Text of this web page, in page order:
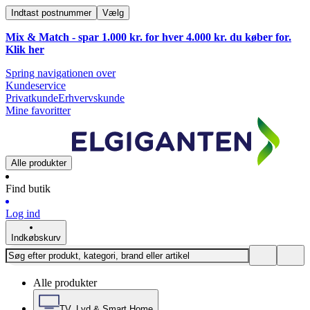
Indtast postnummer Vælg
Mix & Match - spar 1.000 kr. for hver 4.000 kr. du køber for.
Klik her
Spring navigationen over
Kundeservice
PrivatkundeErhvervskunde
Mine favoritter
Alle produkter
Find butik
Log ind
Indkøbskurv
Alle produkter